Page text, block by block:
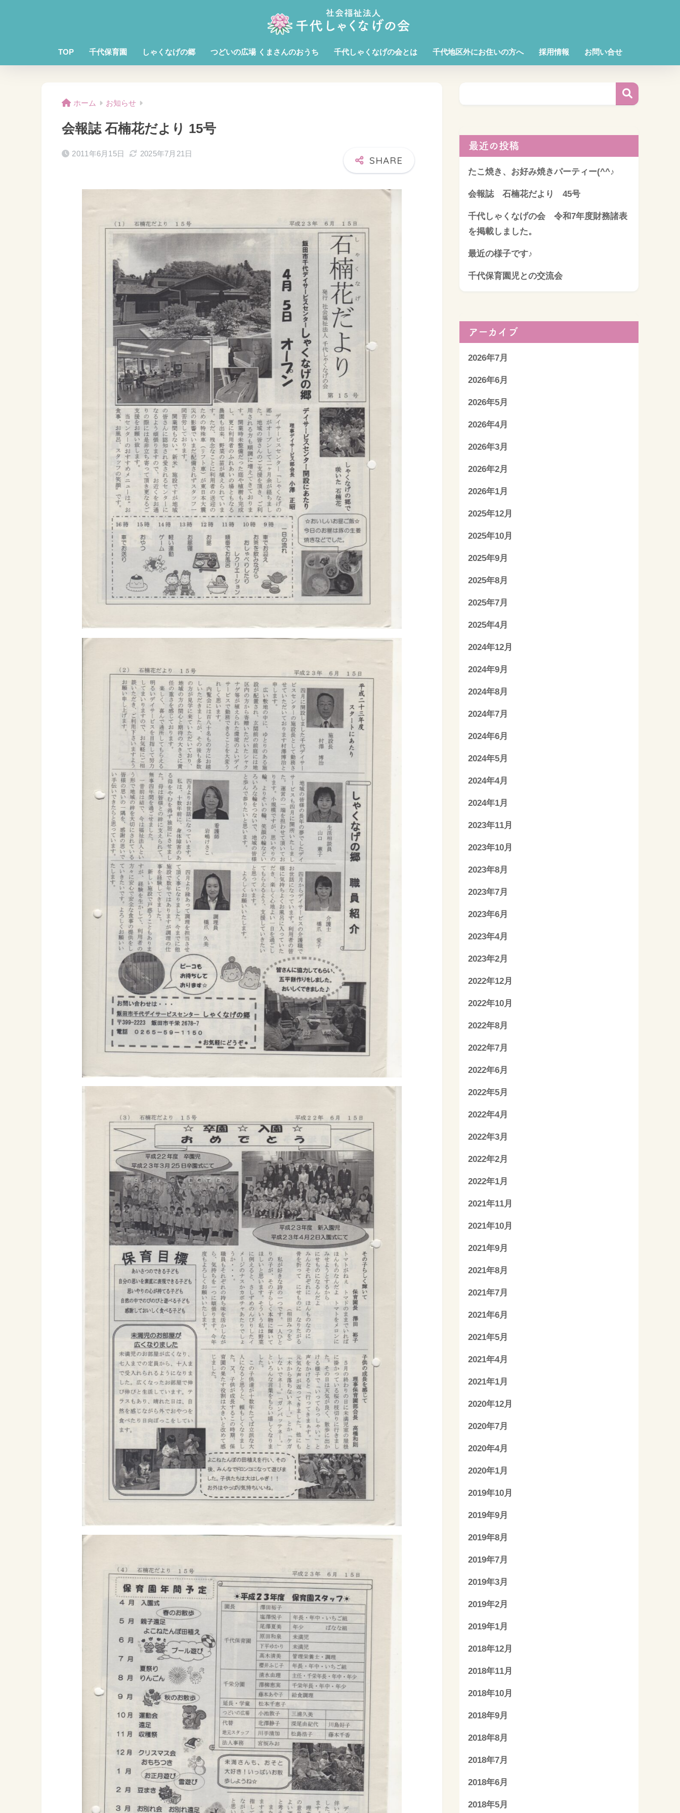
TOP 千代保育園 しゃくなげの郷 つどいの広場 くまさんのおうち 千代しゃくなげの会とは 千代地区外にお住いの方へ 採用情報 お問い合せ
ホーム お知らせ
会報誌 石楠花だより 15号
2011年6月15日 2025年7月21日
最近の投稿
たこ焼き、お好み焼きパーティー(^^♪
会報誌 石楠花だより 45号
千代しゃくなげの会 令和7年度財務諸表
を掲載しました。
最近の様子です♪
千代保育園児との交流会
アーカイブ
2026年7月
2026年6月
2026年5月
2026年4月
2026年3月
2026年2月
2026年1月
2025年12月
2025年10月
2025年9月
2025年8月
2025年7月
2025年4月
2024年12月
2024年9月
2024年8月
2024年7月
2024年6月
2024年5月
2024年4月
2024年1月
2023年11月
2023年10月
2023年8月
2023年7月
2023年6月
2023年4月
2023年2月
2022年12月
2022年10月
2022年8月
2022年7月
2022年6月
2022年5月
2022年4月
2022年3月
2022年2月
2022年1月
2021年11月
2021年10月
2021年9月
2021年8月
2021年7月
2021年6月
2021年5月
2021年4月
2021年1月
2020年12月
2020年7月
2020年4月
2020年1月
2019年10月
2019年9月
2019年8月
2019年7月
2019年3月
2019年2月
2019年1月
2018年12月
2018年11月
2018年10月
2018年9月
2018年8月
2018年7月
2018年6月
2018年5月